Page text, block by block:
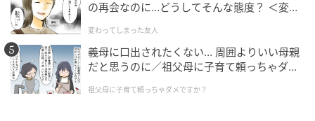
の再会なのに…どうしてそんな態度？ ＜変わ
日には】
変わってしまった友人
義母に口出されたくない… 周囲よりいい母親
だと思うのに／祖父母に子育て頼っちゃダメ
んが】
祖父母に子育て頼っちゃダメですか？